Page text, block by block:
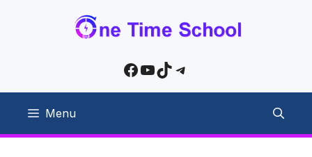
Facebook
YouTube
TikTokTelegram
Menu